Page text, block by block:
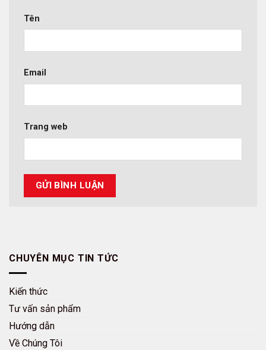
Tên
Email
Trang web
CHUYÊN MỤC TIN TỨC
Kiến thức
Tư vấn sản phẩm
Hướng dẫn
Về Chúng Tôi